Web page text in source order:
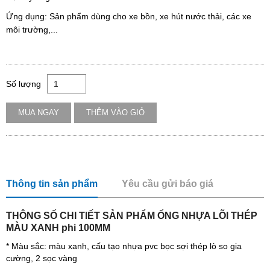
Ứng dụng: Sản phẩm dùng cho xe bồn, xe hút nước thải, các xe
môi trường,...
Số lượng
MUA NGAY THÊM VÀO GIỎ
Thông tin sản phẩm Yêu cầu gửi báo giá
THÔNG SỐ CHI TIẾT SẢN PHẨM ỐNG NHỰA LÕI THÉP
MÀU XANH phi 100MM
* Màu sắc: màu xanh, cấu tạo nhựa pvc bọc sợi thép lò so gia
cường, 2 sọc vàng